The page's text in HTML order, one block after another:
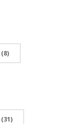
(8)
(31)